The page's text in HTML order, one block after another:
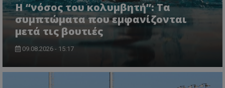
Η “νόσος του κολυμβητή”: Τα
συμπτώματα που εμφανίζονται
μετά τις βουτιές
09.08.2026 - 15:17